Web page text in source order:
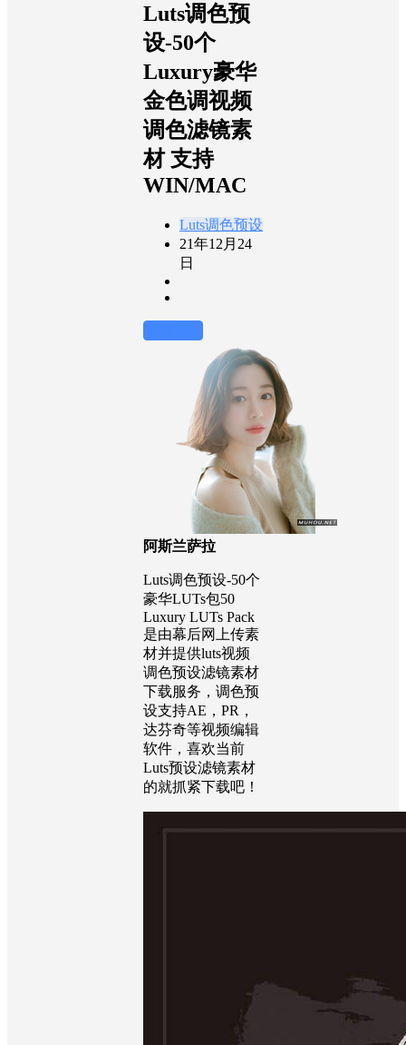
Luts调色预
设-50个
Luxury豪华
金色调视频
调色滤镜素
材 支持
WIN/MAC
Luts调色预设
21年12月24
日
阿斯兰萨拉
Luts调色预设-50个
豪华LUTs包50
Luxury LUTs Pack
是由幕后网上传素
材并提供luts视频
调色预设滤镜素材
下载服务，调色预
设支持AE，PR，
达芬奇等视频编辑
软件，喜欢当前
Luts预设滤镜素材
的就抓紧下载吧！